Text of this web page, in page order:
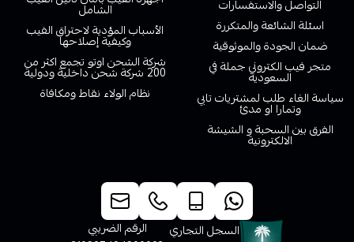
التواصل والاستفسارات
اسئلة الشائعة والمتكررة
ضمان الجودة والموثوقية
متجر فيب الكتروني جملة في
السعودية
سياسة الغاء طلب لمشتريات تابي
وتمارا او مدئ
الفرق بين السحبة و الشيشة
الالكترونية
الشامل
الأسباب المؤدية لاحتراق الفيب
وكيفية إصلاحها
شركة الشحن اوتو تجمع اكثر من
200 شركة شحن داخلية ودولية
نظام الولاء نقاط ومكافاة
السجل التجاري
الرقم الضريبي